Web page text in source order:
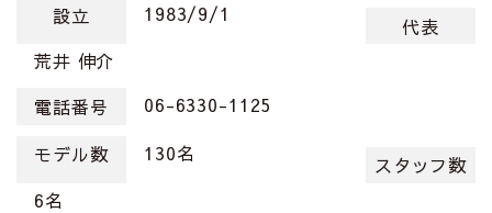
設立 1983/9/1
代表
荒井 伸介
電話番号
06-6330-1125
モデル数 130名
スタッフ数
6名